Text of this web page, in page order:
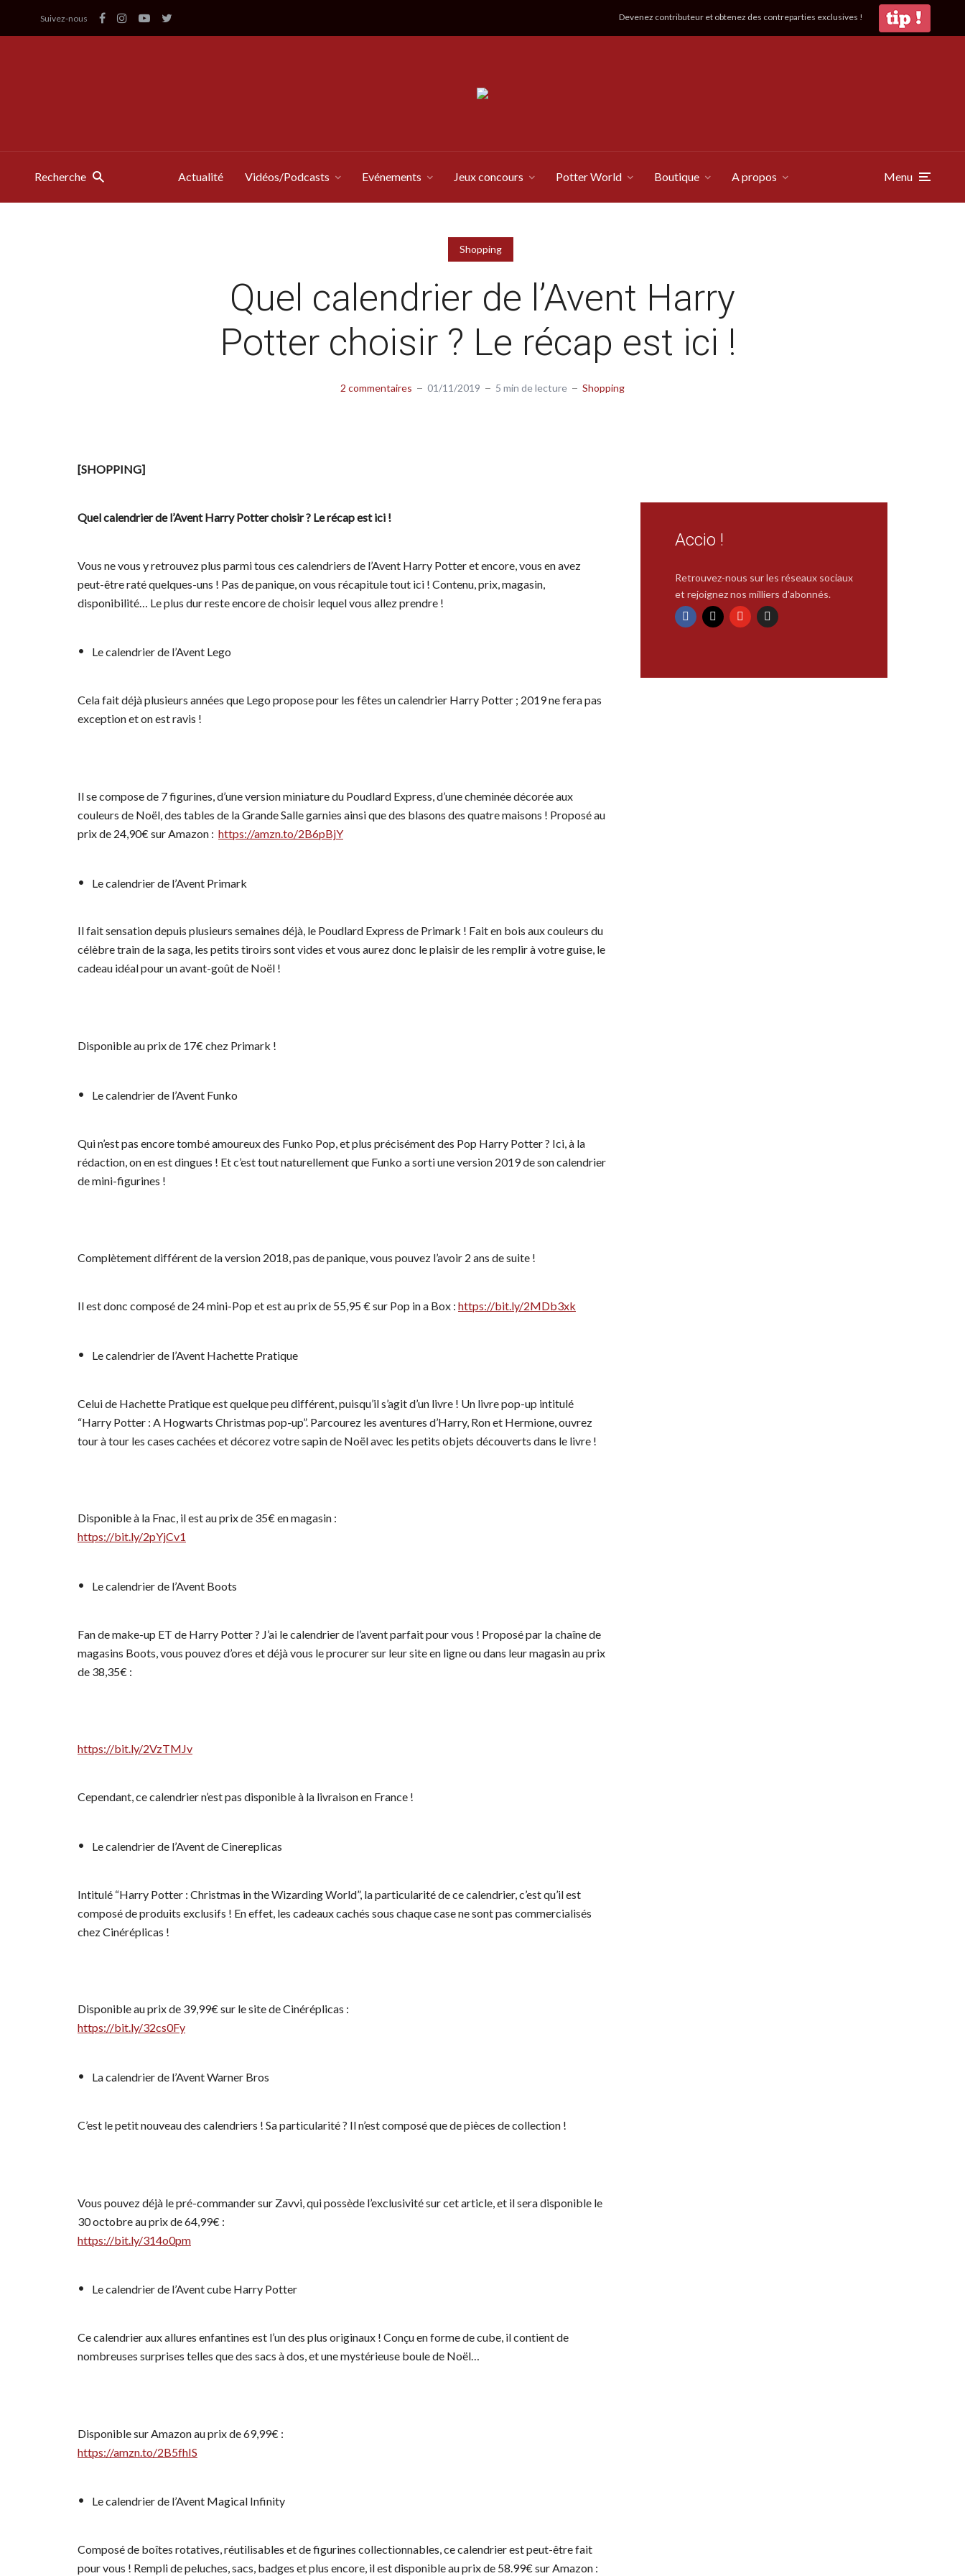
Suivez-nous Devenez contributeur et obtenez des contreparties exclusives !
Recherche Actualité Vidéos/Podcasts Evénements Jeux concours Potter World Boutique A propos Menu
Shopping
Quel calendrier de l’Avent Harry
Potter choisir ? Le récap est ici !
2 commentaires 01/11/2019 5 min de lecture Shopping
[SHOPPING]
Quel calendrier de l’Avent Harry Potter choisir ? Le récap est ici !
Vous ne vous y retrouvez plus parmi tous ces calendriers de l’Avent Harry Potter et encore, vous en avez
peut-être raté quelques-uns ! Pas de panique, on vous récapitule tout ici ! Contenu, prix, magasin,
disponibilité… Le plus dur reste encore de choisir lequel vous allez prendre !
Le calendrier de l’Avent Lego
Cela fait déjà plusieurs années que Lego propose pour les fêtes un calendrier Harry Potter ; 2019 ne fera pas
exception et on est ravis !
Il se compose de 7 figurines, d’une version miniature du Poudlard Express, d’une cheminée décorée aux
couleurs de Noël, des tables de la Grande Salle garnies ainsi que des blasons des quatre maisons ! Proposé au
prix de 24,90€ sur Amazon : https://amzn.to/2B6pBjY
Le calendrier de l’Avent Primark
Il fait sensation depuis plusieurs semaines déjà, le Poudlard Express de Primark ! Fait en bois aux couleurs du
célèbre train de la saga, les petits tiroirs sont vides et vous aurez donc le plaisir de les remplir à votre guise, le
cadeau idéal pour un avant-goût de Noël !
Disponible au prix de 17€ chez Primark !
Le calendrier de l’Avent Funko
Qui n’est pas encore tombé amoureux des Funko Pop, et plus précisément des Pop Harry Potter ? Ici, à la
rédaction, on en est dingues ! Et c’est tout naturellement que Funko a sorti une version 2019 de son calendrier
de mini-figurines !
Complètement différent de la version 2018, pas de panique, vous pouvez l’avoir 2 ans de suite !
Il est donc composé de 24 mini-Pop et est au prix de 55,95 € sur Pop in a Box : https://bit.ly/2MDb3xk
Le calendrier de l’Avent Hachette Pratique
Celui de Hachette Pratique est quelque peu différent, puisqu’il s’agit d’un livre ! Un livre pop-up intitulé
“Harry Potter : A Hogwarts Christmas pop-up”. Parcourez les aventures d’Harry, Ron et Hermione, ouvrez
tour à tour les cases cachées et décorez votre sapin de Noël avec les petits objets découverts dans le livre !
Disponible à la Fnac, il est au prix de 35€ en magasin :
https://bit.ly/2pYjCv1
Le calendrier de l’Avent Boots
Fan de make-up ET de Harry Potter ? J’ai le calendrier de l’avent parfait pour vous ! Proposé par la chaîne de
magasins Boots, vous pouvez d’ores et déjà vous le procurer sur leur site en ligne ou dans leur magasin au prix
de 38,35€ :
https://bit.ly/2VzTMJv
Cependant, ce calendrier n’est pas disponible à la livraison en France !
Le calendrier de l’Avent de Cinereplicas
Intitulé “Harry Potter : Christmas in the Wizarding World”, la particularité de ce calendrier, c’est qu’il est
composé de produits exclusifs ! En effet, les cadeaux cachés sous chaque case ne sont pas commercialisés
chez Cinéréplicas !
Disponible au prix de 39,99€ sur le site de Cinéréplicas :
https://bit.ly/32cs0Fy
La calendrier de l’Avent Warner Bros
C’est le petit nouveau des calendriers ! Sa particularité ? Il n’est composé que de pièces de collection !
Vous pouvez déjà le pré-commander sur Zavvi, qui possède l’exclusivité sur cet article, et il sera disponible le
30 octobre au prix de 64,99€ :
https://bit.ly/314o0pm
Le calendrier de l’Avent cube Harry Potter
Ce calendrier aux allures enfantines est l’un des plus originaux ! Conçu en forme de cube, il contient de
nombreuses surprises telles que des sacs à dos, et une mystérieuse boule de Noël…
Disponible sur Amazon au prix de 69,99€ :
https://amzn.to/2B5fhIS
Le calendrier de l’Avent Magical Infinity
Composé de boîtes rotatives, réutilisables et de figurines collectionnables, ce calendrier est peut-être fait
pour vous ! Rempli de peluches, sacs, badges et plus encore, il est disponible au prix de 58.99€ sur Amazon :
Accio !
Retrouvez-nous sur les réseaux sociaux
et rejoignez nos milliers d'abonnés.